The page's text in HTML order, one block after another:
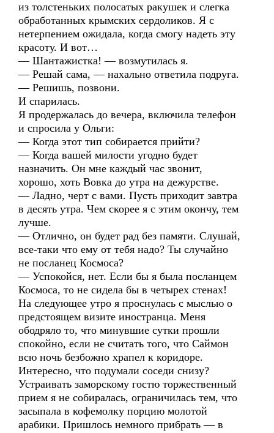
из толстеньких полосатых ракушек и слегка
обработанных крымских сердоликов. Я с
нетерпением ожидала, когда смогу надеть эту
красоту. И вот…
— Шантажистка! — возмутилась я.
— Решай сама, — нахально ответила подруга.
— Решишь, позвони.
И спарилась.
Я продержалась до вечера, включила телефон
и спросила у Ольги:
— Когда этот тип собирается прийти?
— Когда вашей милости угодно будет
назначить. Он мне каждый час звонит,
хорошо, хоть Вовка до утра на дежурстве.
— Ладно, черт с вами. Пусть приходит завтра
в десять утра. Чем скорее я с этим окончу, тем
лучше.
— Отлично, он будет рад без памяти. Слушай,
все-таки что ему от тебя надо? Ты случайно
не посланец Космоса?
— Успокойся, нет. Если бы я была посланцем
Космоса, то не сидела бы в четырех стенах!
На следующее утро я проснулась с мыслью о
предстоящем визите иностранца. Меня
ободряло то, что минувшие сутки прошли
спокойно, если не считать того, что Саймон
всю ночь безбожно храпел к коридоре.
Интересно, что подумали соседи снизу?
Устраивать заморскому гостю торжественный
прием я не собиралась, ограничилась тем, что
засыпала в кофемолку порцию молотой
арабики. Пришлось немного прибрать — в